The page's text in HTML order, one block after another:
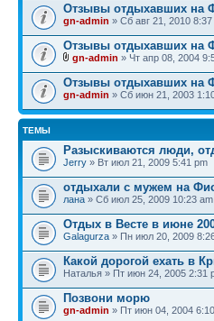
Отзывы отдыхавших на
gn-admin » Сб авг 21, 2010 8:37
Отзывы отдыхавших на
gn-admin » Чт апр 08, 2004
Отзывы отдыхавших на
gn-admin » Сб июн 21, 2003
ТЕМЫ
Разыскиваются люди,
Jerry » Вт июл 21, 2009 5:41 pm
отдыхали с мужем на
лана » Сб июл 25, 2009 10:23 am
Отдых в Весте в июне
Galagurza » Пн июл 20, 2009
Какой дорогой ехать в
Наталья » Пт июн 24, 2005 2:31
Позвони морю
gn-admin » Пт июн 04, 2004